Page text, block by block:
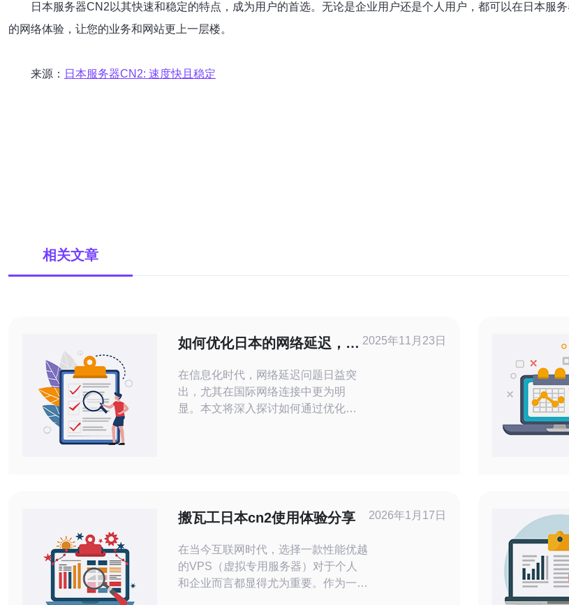
日本服务器CN2以其快速和稳定的特点，成为用户的首选。无论是企业用户还是个人用户，都可以在日本服
的网络体验，让您的业务和网站更上一层楼。
来源： 日本服务器CN2: 速度快且稳定
相关文章
如何优化日本的网络延迟，
在信息化时代，网络延迟问题日益突
出，尤其在国际网络连接中更为明
显。本文将深入探讨如何通过优化网
由于其地理位置和国际网络架构的复
杂性，网络延迟依然是一个不容忽
2025年11月23日
搬瓦工日本cn2使用体验分享
在当今互联网时代，选择一款性能优越
的VPS（虚拟专用服务器）对于个人
和企业而言都显得尤为重要。作为一名
2026年1月17日